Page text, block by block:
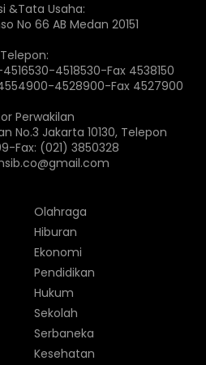
&Tata Usaha:
No 66 AB Medan 20151
Telepon:
4518530-Fax 4538150
4528900-Fax 4527900
Perwakilan
No.3 Jakarta 10130, Telepon
Fax: (021) 3850328
Olahraga
Hiburan
Ekonomi
Pendidikan
Hukum
Sekolah
Serbaneka
Kesehatan